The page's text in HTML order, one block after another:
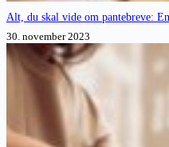
Alt, du skal vide om pantebreve:
30. november 2023